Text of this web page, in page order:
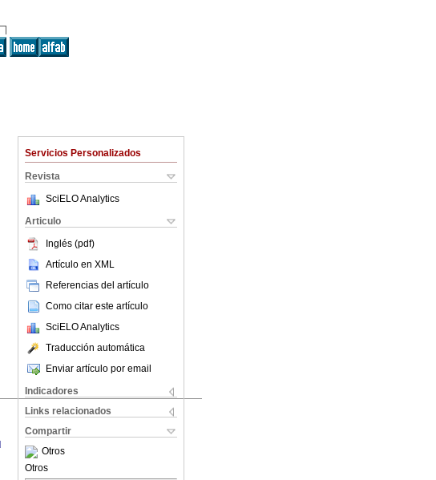
Servicios Personalizados
Revista
SciELO Analytics
Articulo
Inglés (pdf)
Artículo en XML
Referencias del artículo
Como citar este artículo
SciELO Analytics
Traducción automática
Enviar artículo por email
Indicadores
Links relacionados
Compartir
Otros
Otros